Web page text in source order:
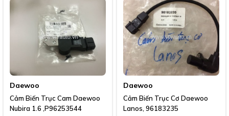
Daewoo
Cảm Biến Trục Cam Daewoo
Nubira 1.6 ,P96253544
Daewoo
Cảm Biến Trục Cơ Daewoo
Lanos, 96183235